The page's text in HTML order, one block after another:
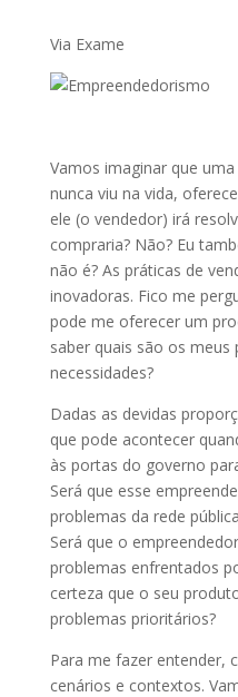
Via Exame
Vamos imaginar que
nunca viu na vida,
ele (o vendedor) irá
compraria? Não? Eu
não é? As práticas de
inovadoras. Fico me
pode me oferecer um
saber quais são os
necessidades?
Dadas as devidas
que pode acontecer
às portas do governo
Será que esse
problemas da rede
Será que o
problemas enfrentados
certeza que o seu
problemas prioritários?
Para me fazer entender,
cenários e contextos.